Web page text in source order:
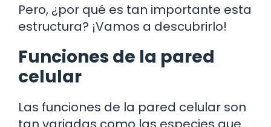
Pero, ¿por qué es tan importante esta
estructura? ¡Vamos a descubrirlo!
Funciones de la pared
celular
Las funciones de la pared celular son